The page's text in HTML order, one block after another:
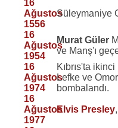
16
Ağustos
1556
Süleymaniye
16
Ağustos
1954
Murat Güler
ve Manş'ı
16
Ağustos
1974
Kıbrıs'ta
Lefke ve
bombalandı.
16
Ağustos
1977
Elvis Presley